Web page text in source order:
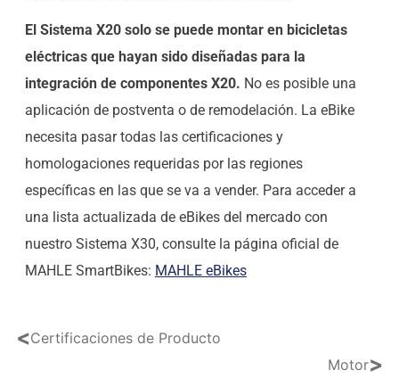
El Sistema X20 solo se puede montar en bicicletas
eléctricas que hayan sido diseñadas para la
integración de componentes X20. No es posible una
aplicación de postventa o de remodelación. La eBike
necesita pasar todas las certificaciones y
homologaciones requeridas por las regiones
específicas en las que se va a vender. Para acceder a
una lista actualizada de eBikes del mercado con
nuestro Sistema X30, consulte la página oficial de
MAHLE SmartBikes: MAHLE eBikes
<Certificaciones de Producto
Motor>